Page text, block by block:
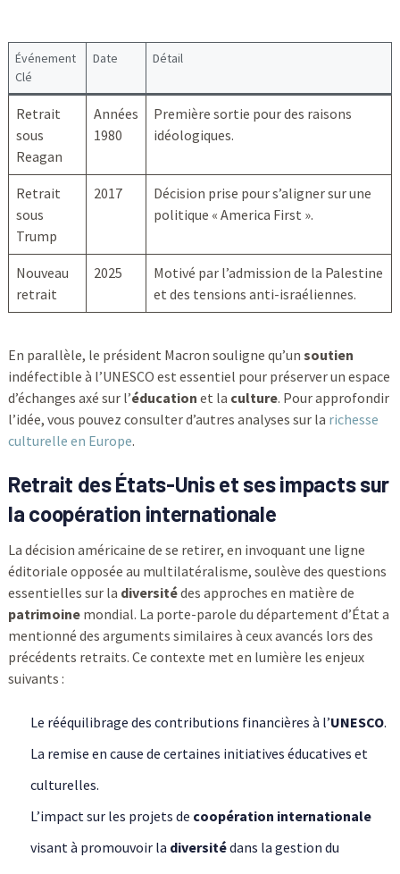
Événement
Clé
Date Détail
Retrait
sous
Reagan
Années
1980
Première sortie pour des raisons
idéologiques.
Retrait
sous
Trump
2017
Décision prise pour s’aligner sur une
politique « America First ».
Nouveau
retrait
2025
Motivé par l’admission de la Palestine
et des tensions anti-israéliennes.
En parallèle, le président Macron souligne qu’un soutien
indéfectible à l’UNESCO est essentiel pour préserver un espace
d’échanges axé sur l’éducation et la culture. Pour approfondir
l’idée, vous pouvez consulter d’autres analyses sur la richesse
culturelle en Europe.
Retrait des États-Unis et ses impacts sur
la coopération internationale
La décision américaine de se retirer, en invoquant une ligne
éditoriale opposée au multilatéralisme, soulève des questions
essentielles sur la diversitédes approches en matière de
patrimoinemondial. La porte-parole du département d’État a
mentionné des arguments similaires à ceux avancés lors des
précédents retraits. Ce contexte met en lumière les enjeux
suivants :
Le rééquilibrage des contributions financières à l’UNESCO.
La remise en cause de certaines initiatives éducatives et
culturelles.
L’impact sur les projets de coopération internationale
visant à promouvoir la diversitédans la gestion du